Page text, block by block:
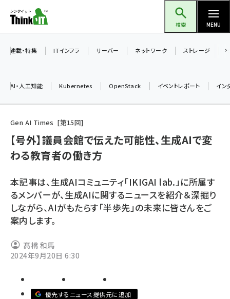
ン
ツ
検索 MENU
加藤銘のチーム貢献～仲間と築いた勝利の絆～ (2308)
iot女子会 (2273)
drupal (1947)
genai (1477)
ai crunch (1348)
連載・特集 ITインフラ サーバー ネットワーク ストレージ
AI・人工知能 Kubernetes OpenStack イベントレポート イン
Gen AI Times 第15回
【号外】議員会館で伝えた可能性、生成AIで変
わる教育者の働き方
本記事は、生成AIコミュニティ「IKIGAI lab.」に所属す
るメンバーが、生成AIに関するニュースを紹介＆深掘り
しながら、AIがもたらす「半歩先」の未来に皆さんをご
案内します。
髙橋 和馬
2024年9月20日 6:30
優先するニュース提供元に追加